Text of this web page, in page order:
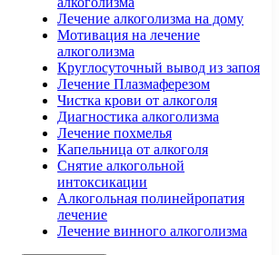
Лечение алкоголизма на дому
Мотивация на лечение
алкоголизма
Круглосуточный вывод из запоя
Лечение Плазмаферезом
Чистка крови от алкоголя
Диагностика алкоголизма
Лечение похмелья
Капельница от алкоголя
Снятие алкогольной
интоксикации
Алкогольная полинейропатия
лечение
Лечение винного алкоголизма